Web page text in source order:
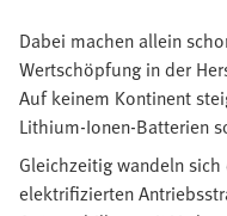
Dabei machen allein
Wertschöpfung in der
Auf keinem Kontinent
Lithium-Ionen-Batterien
Gleichzeitig wandeln
elektrifizierten